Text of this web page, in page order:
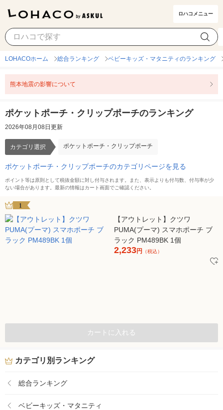
ロハコメニュー
ポケットポーチ・クリップポーチ カテゴリ選択
LOHACOホーム 総合ランキング ベビーキッズ・マタニティのランキング
熊本地震の影響について
ポケットポーチ・クリップポーチのランキング
2026年08月08日更新
カテゴリ選択 ポケットポーチ・クリップポーチ
ポケットポーチ・クリップポーチのカテゴリページを見る
ポイント等は原則として税抜金額に対し付与されます。また、表示よりも付与数、付与率が少
ない場合があります。最新の情報はカート画面でご確認ください。
1
【アウトレット】クツワ
PUMA(プーマ) スマホポーチ ブ
ラック PM489BK 1個
2,233円 （税込）
カートに入れる
カテゴリ別ランキング
総合ランキング
ベビーキッズ・マタニティ